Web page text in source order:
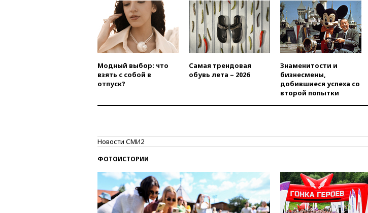
вчера,
Модный выбор: что
взять с собой в
отпуск?
Самая трендовая
обувь лета – 2026
Знаменитости и
бизнесмены,
добившиеся успеха со
второй попытки
Новости СМИ2
ФОТОИСТОРИИ